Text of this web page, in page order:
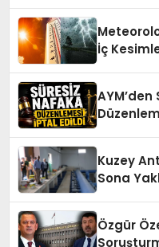
İç
Kuzey
Sona
Özgür